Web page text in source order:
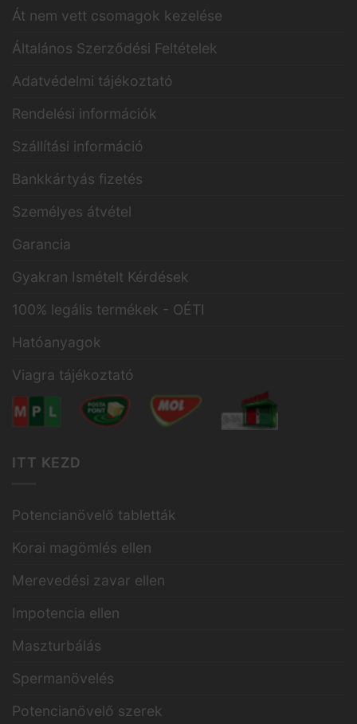
Át nem vett csomagok kezelése
Általános Szerződési Feltételek
Adatvédelmi tájékoztató
Rendelési információk
Szállítási információ
Bankkártyás fizetés
Személyes átvétel
Garancia
Gyakran Ismételt Kérdések
100% legális termékek - OÉTI
Hatóanyagok
Viagra tájékoztató
ITT KEZD
Potencianövelő tabletták
Korai magömlés ellen
Merevedési zavar ellen
Impotencia ellen
Maszturbálás
Spermanövelés
Potencianövelő szerek